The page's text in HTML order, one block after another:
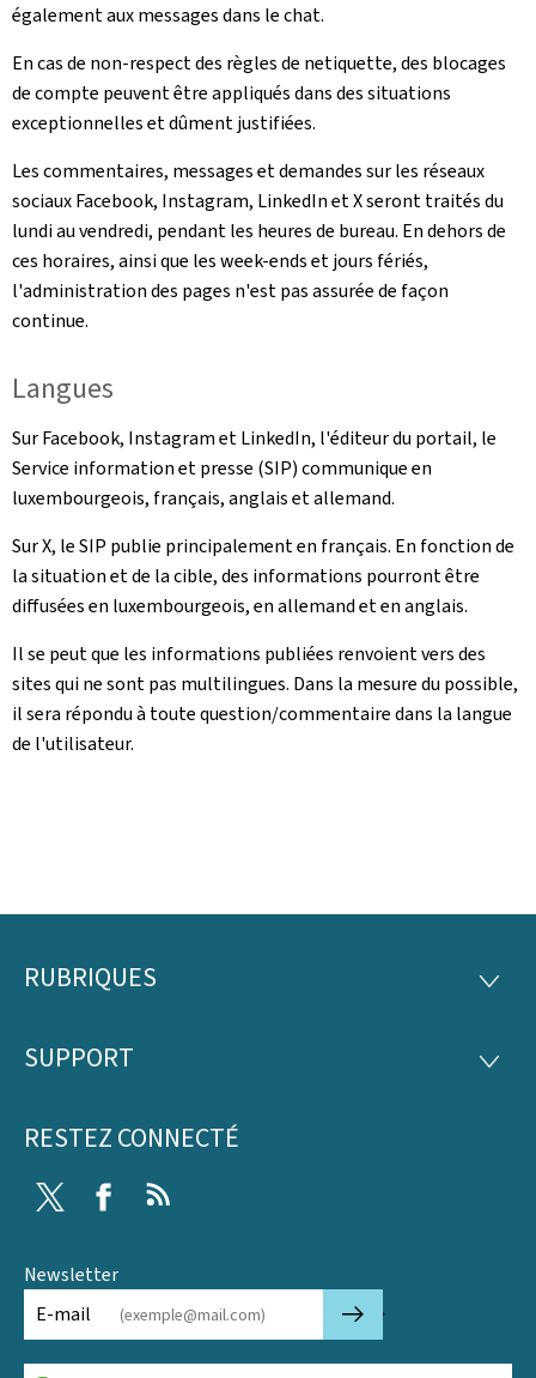
également aux messages dans le chat.
En cas de non-respect des règles de netiquette, des blocages
de compte peuvent être appliqués dans des situations
exceptionnelles et dûment justifiées.
Les commentaires, messages et demandes sur les réseaux
sociaux Facebook, Instagram, LinkedIn et X seront traités du
lundi au vendredi, pendant les heures de bureau. En dehors de
ces horaires, ainsi que les week-ends et jours fériés,
l'administration des pages n'est pas assurée de façon
continue.
Langues
Sur Facebook, Instagram et LinkedIn, l'éditeur du portail, le
Service information et presse (SIP) communique en
luxembourgeois, français, anglais et allemand.
Sur X, le SIP publie principalement en français. En fonction de
la situation et de la cible, des informations pourront être
diffusées en luxembourgeois, en allemand et en anglais.
Il se peut que les informations publiées renvoient vers des
sites qui ne sont pas multilingues. Dans la mesure du possible,
il sera répondu à toute question/commentaire dans la langue
de l'utilisateur.
Pied
page
RUBRIQUES
SUPPORT
RESTEZ CONNECTÉ
Twitter Facebook
Newsletter
E-mail
🡒